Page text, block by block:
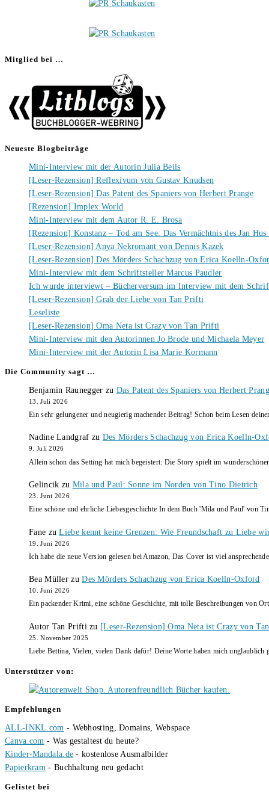
Mitglied bei …
Neueste Blogbeiträge
Mini-Interview mit der Autorin Julia Beils
[Leser-Rezension] Reflexivum von Gustav Knudsen
[Leser-Rezension] Das Patent des Spaniers von Herbert Prange
[Rezension] Implex World
Mini-Interview mit dem Autor R. E. Brosa
[Rezension] Konstanz – Tod am See: Das Vermächtnis des Jan
[Leser-Rezension] Anya Nekromant von Dennis Kazek
[Leser-Rezension] Des Mörders Schachzug von Erica Koelln-
Mini-Interview mit dem Schriftsteller Marcus Paudler
Ich wurde interviewt – Bücherversum im Interview mit dem
[Leser-Rezension] Grab der Liebe von Tan Prifti
Leseliste
[Leser-Rezension] Oma Neta ist Crazy von Tan Prifti
Mini-Interview mit den Autorinnen Jo Brode und Michaela Meyer
Mini-Interview mit der Autorin Lisa Marie Kormann
Die Community sagt …
Benjamin Raunegger zu Das Patent des Spaniers von Herbert
13. Juli 2026
Ein sehr gelungener und neugierig machender Beitrag! Schon beim Lesen
Nadine Landgraf zu Des Mörders Schachzug von Erica Koelln-
9. Juli 2026
Allein schon das Setting hat mich begeistert: Die Story spielt im
Gelincik zu Mila und Paul: Sonne im Norden von Tino Dietrich
23. Juni 2026
Eine schöne und ehrliche Liebesgeschichte In dem Buch 'Mila und Paul' von
Fane zuLiebe kennt keine Grenzen: Wie Freundschaft zu Liebe
19. Juni 2026
Ich habe die neue Version gelesen bei Amazon, Das Cover ist viel
Bea Müller zuDes Mörders Schachzug von Erica Koelln-Oxford
10. Juni 2026
Ein packender Krimi, eine schöne Geschichte, mit tolle Beschreibungen von
Autor Tan Prifti zu [Leser-Rezension] Oma Neta ist Crazy von
25. November 2025
Liebe Bettina, Vielen, vielen Dank dafür! Deine Worte haben mich unglaublich
Unterstützer von:
Empfehlungen
ALL-INKL.com - Webhosting, Domains, Webspace
Canva.com - Was gestaltest du heute?
Kinder-Mandala.de - kostenlose Ausmalbilder
Papierkram - Buchhaltung neu gedacht
Gelistet bei